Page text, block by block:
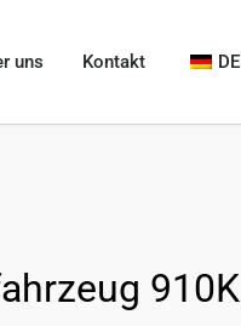
uns Kontakt DE
910K